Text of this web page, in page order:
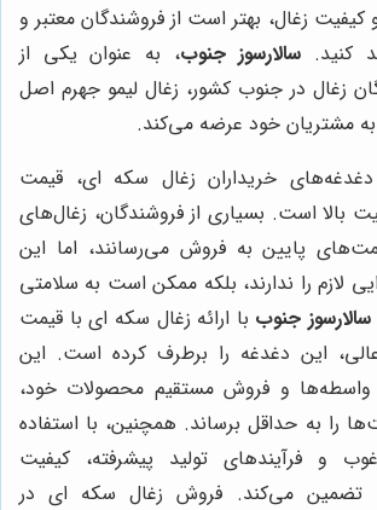
کیفیت زغال، بهتر است از فروشندگان معتبر و
کنید. سالارسوز جنوب، به عنوان یکی از
زغال در جنوب کشور، زغال لیمو جهرم اصل
مشتریان خود عرضه می‌کند.
خریداران زغال سکه ای، قیمت
بالا است. بسیاری از فروشندگان، زغال‌های
پایین به فروش می‌رسانند، اما این
لازم را ندارند، بلکه ممکن است به سلامتی
سالارسوز جنوب با ارائه زغال سکه ای با قیمت
این دغدغه را برطرف کرده است. این
و فروش مستقیم محصولات خود،
را به حداقل برساند. همچنین، با استفاده
و فرآیندهای تولید پیشرفته، کیفیت
تضمین می‌کند. فروش زغال سکه ای در